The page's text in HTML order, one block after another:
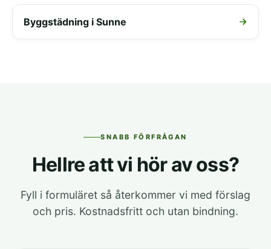
Byggstädning i Sunne
SNABB FÖRFRÅGAN
Hellre att vi hör av oss?
Fyll i formuläret så återkommer vi med förslag
och pris. Kostnadsfritt och utan bindning.